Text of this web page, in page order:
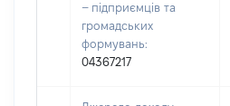
– підприємців та
громадських
формувань:
04367217